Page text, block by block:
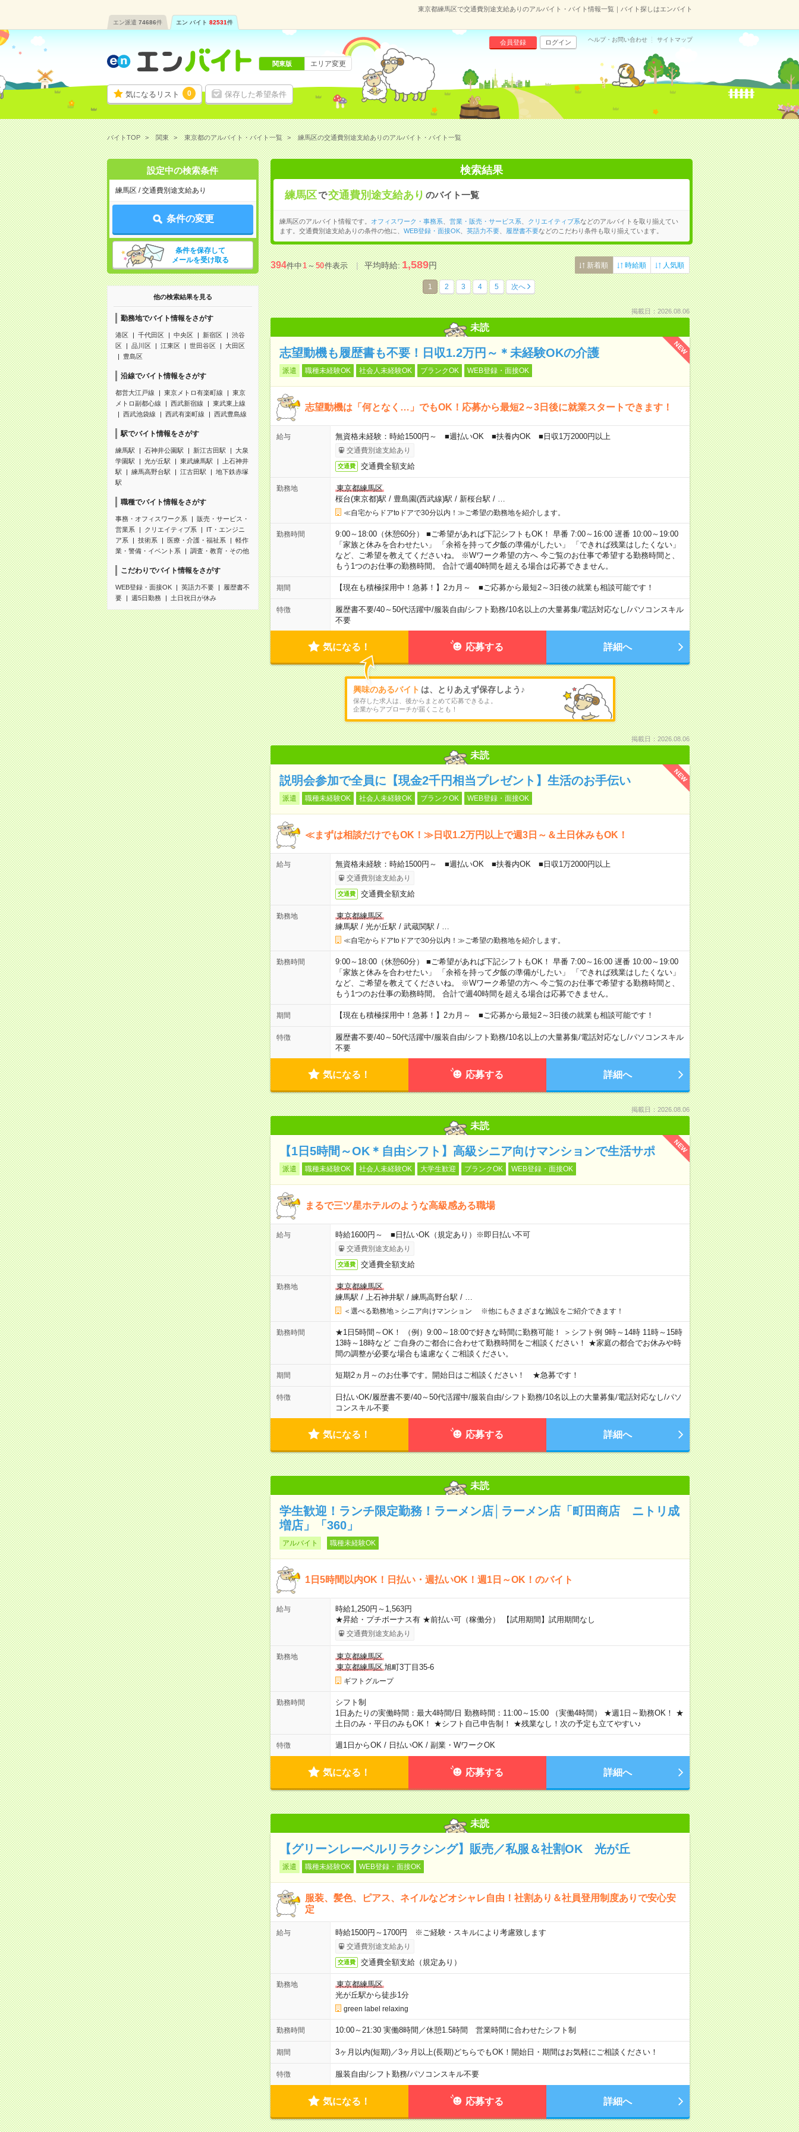
東京都練馬区で交通費別途支給ありのアルバイト・バイト情報一覧｜バイト探しはエンバイト
エン派遣 74686件 エン バイト 82531件
気になるリスト 0 保存した希望条件
会員登録 ログイン ヘルプ・お問い合わせ サイトマップ
関東版 エリア変更
バイトTOP 関東 東京都のアルバイト・バイト一覧 練馬区の交通費別途支給ありのアルバイト・バイト一覧
設定中の検索条件
練馬区 / 交通費別途支給あり
条件の変更
条件を保存して
メールを受け取る
他の検索結果を見る
勤務地でバイト情報をさがす
港区 千代田区 中央区 新宿区
渋谷
区
品川区 江東区 世田谷区
大田区
豊島区
沿線でバイト情報をさがす
都営大江戸線 東京メトロ有楽町線
東京
メトロ副都心線
西武新宿線
東武東上線
西武池袋線
西武有楽町線 西武豊島線
駅でバイト情報をさがす
練馬駅 石神井公園駅 新江古田駅
大泉
学園駅
光が丘駅 東武練馬駅
上石神井
駅
練馬高野台駅 江古田駅
地下鉄赤塚
駅
職種でバイト情報をさがす
事務・オフィスワーク系
販売・サービス・
営業系
クリエイティブ系
IT・エンジニ
ア系
技術系 医療・介護・福祉系
軽作
業・警備・イベント系
調査・教育・その他
こだわりでバイト情報をさがす
WEB登録・面接OK 英語力不要
履歴書不
要
週5日勤務 土日祝日が休み
検索結果
練馬区で交通費別途支給あり のバイト一覧
練馬区のアルバイト情報です。 オフィスワーク・事務系 営業・販売・サービス系 クリエイティブ系などのアルバイトを取り揃えてい
ます。交通費別途支給ありの条件の他に、 WEB登録・面接OK、 英語力不要、 履歴書不要などのこだわり条件も取り揃えています。
394件中1～50件表示 平均時給:1,589円 新着順 時給順 人気順
1 2 3 4 5 次へ
掲載日：2026.08.06
未読
NEW
志望動機も履歴書も不要！日収1.2万円～＊未経験OKの介護
派遣 職種未経験OK 社会人未経験OK ブランクOK WEB登録・面接OK
志望動機は「何となく…」でもOK！応募から最短2～3日後に就業スタートできます！
給与 無資格未経験：時給1500円～ ■週払いOK ■扶養内OK ■日収1万2000円以上
交通費別途支給あり
交通費 交通費全額支給
勤務地
東京都練馬区
桜台(東京都)駅 / 豊島園(西武線)駅 / 新桜台駅 /
≪自宅からドアtoドアで30分以内！≫ご希望の勤務地を紹介します。
勤務時間
9:00～18:00（休憩60分） ■ご希望があれば下記シフトもOK！ 早番 7:00～16:00 遅番 10:00～19:00
「家族と休みを合わせたい」 「余裕を持って夕飯の準備がしたい」 「できれば残業はしたくない」
など、ご希望を教えてくださいね。 ※Wワーク希望の方へ 今ご覧のお仕事で希望する勤務時間と、
もう1つのお仕事の勤務時間。 合計で週40時間を超える場合は応募できません。
期間 【現在も積極採用中！急募！】2カ月～ ■ご応募から最短2～3日後の就業も相談可能です！
特徴 履歴書不要/40～50代活躍中/服装自由/シフト勤務/10名以上の大量募集/電話対応なし/パソコンスキル
不要
気になる！ 応募する 詳細へ
興味のあるバイト は、とりあえず保存しよう♪
保存した求人は、後からまとめて応募できるよ。
企業からアプローチが届くことも！
掲載日：2026.08.06
未読
NEW
説明会参加で全員に【現金2千円相当プレゼント】生活のお手伝い
派遣 職種未経験OK 社会人未経験OK ブランクOK WEB登録・面接OK
≪まずは相談だけでもOK！≫日収1.2万円以上で週3日～＆土日休みもOK！
給与 無資格未経験：時給1500円～ ■週払いOK ■扶養内OK ■日収1万2000円以上
交通費別途支給あり
交通費 交通費全額支給
勤務地
東京都練馬区
練馬駅 / 光が丘駅 / 武蔵関駅 /
≪自宅からドアtoドアで30分以内！≫ご希望の勤務地を紹介します。
勤務時間
9:00～18:00（休憩60分） ■ご希望があれば下記シフトもOK！ 早番 7:00～16:00 遅番 10:00～19:00
「家族と休みを合わせたい」 「余裕を持って夕飯の準備がしたい」 「できれば残業はしたくない」
など、ご希望を教えてくださいね。 ※Wワーク希望の方へ 今ご覧のお仕事で希望する勤務時間と、
もう1つのお仕事の勤務時間。 合計で週40時間を超える場合は応募できません。
期間 【現在も積極採用中！急募！】2カ月～ ■ご応募から最短2～3日後の就業も相談可能です！
特徴 履歴書不要/40～50代活躍中/服装自由/シフト勤務/10名以上の大量募集/電話対応なし/パソコンスキル
不要
気になる！ 応募する 詳細へ
掲載日：2026.08.06
未読
NEW
【1日5時間～OK＊自由シフト】高級シニア向けマンションで生活サポ
派遣 職種未経験OK 社会人未経験OK 大学生歓迎 ブランクOK WEB登録・面接OK
まるで三ツ星ホテルのような高級感ある職場
給与 時給1600円～ ■日払いOK（規定あり）※即日払い不可
交通費別途支給あり
交通費 交通費全額支給
勤務地
東京都練馬区
練馬駅 / 上石神井駅 / 練馬高野台駅 /
＜選べる勤務地＞シニア向けマンション ※他にもさまざまな施設をご紹介できます！
勤務時間
★1日5時間～OK！ （例）9:00～18:00で好きな時間に勤務可能！ ＞シフト例 9時～14時 11時～15時
13時～18時など ご自身のご都合に合わせて勤務時間をご相談ください！ ★家庭の都合でお休みや時
間の調整が必要な場合も遠慮なくご相談ください。
期間 短期2ヵ月～のお仕事です。開始日はご相談ください！ ★急募です！
特徴 日払いOK/履歴書不要/40～50代活躍中/服装自由/シフト勤務/10名以上の大量募集/電話対応なし/パソ
コンスキル不要
気になる！ 応募する 詳細へ
未読
学生歓迎！ランチ限定勤務！ラーメン店│ラーメン店「町田商店 ニトリ成
増店」「360」
アルバイト 職種未経験OK
1日5時間以内OK！日払い・週払いOK！週1日～OK！のバイト
給与
時給1,250円～1,563円
★昇給・プチボーナス有 ★前払い可（稼働分） 【試用期間】試用期間なし
交通費別途支給あり
勤務地
東京都練馬区
東京都練馬区旭町3丁目35‐6
ギフトグループ
勤務時間
シフト制
1日あたりの実働時間：最大4時間/日 勤務時間：11:00～15:00 （実働4時間） ★週1日～勤務OK！ ★
土日のみ・平日のみもOK！ ★シフト自己申告制！ ★残業なし！次の予定も立てやすい♪
特徴 週1日からOK / 日払いOK / 副業・WワークOK
気になる！ 応募する 詳細へ
未読
【グリーンレーベルリラクシング】販売／私服＆社割OK 光が丘
派遣 職種未経験OK WEB登録・面接OK
服装、髪色、ピアス、ネイルなどオシャレ自由！社割あり＆社員登用制度ありで安心安
定
給与 時給1500円～1700円 ※ご経験・スキルにより考慮致します
交通費別途支給あり
交通費 交通費全額支給（規定あり）
勤務地
東京都練馬区
光が丘駅から徒歩1分
green label relaxing
勤務時間 10:00～21:30 実働8時間／休憩1.5時間 営業時間に合わせたシフト制
期間 3ヶ月以内(短期)／3ヶ月以上(長期)どちらでもOK！開始日・期間はお気軽にご相談ください！
特徴 服装自由/シフト勤務/パソコンスキル不要
気になる！ 応募する 詳細へ